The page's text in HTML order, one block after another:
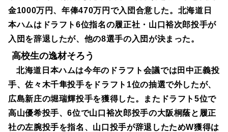
金1000万円、年俸470万円で入団合意した。北海道日
本ハムはドラフト6位指名の履正社・山口裕次郎投手が
入団を辞退したが、他の8選手の入団が決まった。
高校生の逸材そろう
北海道日本ハムは今年のドラフト会議では田中正義投
手、佐々木千隼投手をドラフト1位の抽選で外したが、
広島新庄の堀瑞輝投手を獲得した。またドラフト5位で
高山優希投手、6位で山口裕次郎投手の大阪桐蔭と履正
社の左腕投手を指名、山口投手が辞退したためW獲得は